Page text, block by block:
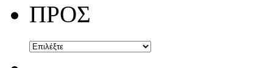
ΠΡΟΣ